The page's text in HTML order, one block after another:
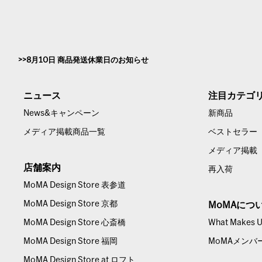
8月10日 商品発送休業日のお知らせ
ニュース
News&キャンペーン
メディア掲載商品一覧
店舗案内
MoMA Design Store 表参道
MoMA Design Store 京都
MoMA Design Store 心斎橋
MoMA Design Store 福岡
MoMA Design Store at ロフト
注目カテゴ
新商品
ベストセラー
メディア掲載
再入荷
MoMAにつ
What Makes
MoMAメンバ